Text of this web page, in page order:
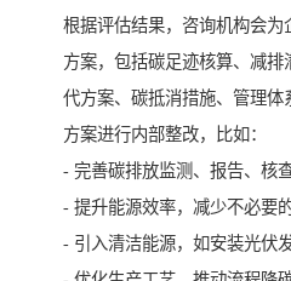
根据评估结果，咨询机构会
方案，包括碳足迹核算、减
代方案、碳抵消措施、管理
方案进行内部整改，比如：
- 完善碳排放监测、报告、核查
- 提升能源效率，减少不必要
- 引入清洁能源，如安装光伏